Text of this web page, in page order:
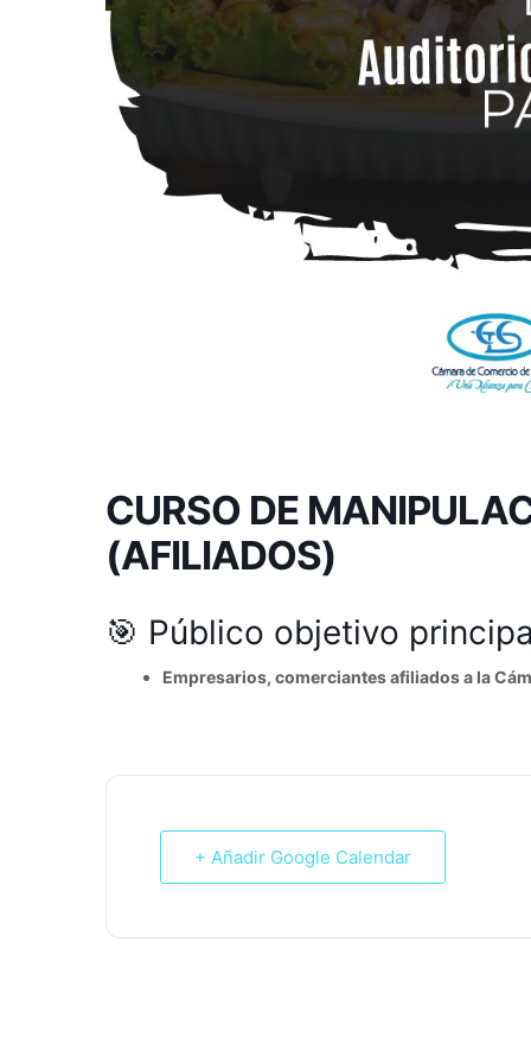
CURSO DE
(AFILIADOS)
🎯 Público objetivo
Empresarios, comerciantes afiliados a la
+ Añadir Google Calendar